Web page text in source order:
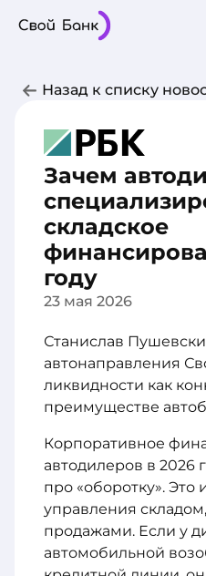
Частным лицам
Назад к списку
Зачем
складское
году
23 мая 2026
Станислав
автонаправления
ликвидности как
преимуществе
Корпоративное
автодилеров в 2026
про «оборотку». Это
управления
продажами. Если у
автомобильной